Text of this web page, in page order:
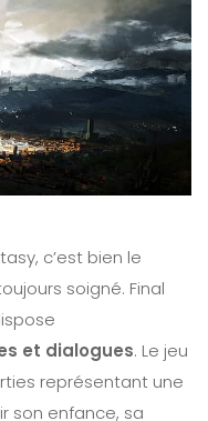
c’est bien le
soigné. Final
et dialogues. Le jeu
représentant une
son enfance, sa